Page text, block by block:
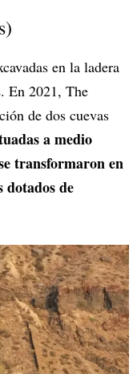
en la ladera
En 2021, The
de dos cuevas
a medio
transformaron en
dotados de